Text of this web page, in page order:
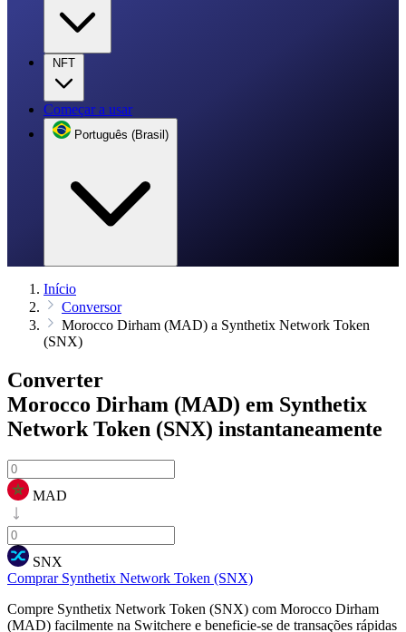
NFT
Começar a usar
Português (Brasil)
Início
Conversor
Morocco Dirham (MAD) a Synthetix Network Token
(SNX)
Converter
Morocco Dirham (MAD) em Synthetix
Network Token (SNX) instantaneamente
MAD
SNX
Comprar Synthetix Network Token (SNX)
Compre Synthetix Network Token (SNX) com Morocco Dirham
(MAD) facilmente na Switchere e beneficie-se de transações rápidas